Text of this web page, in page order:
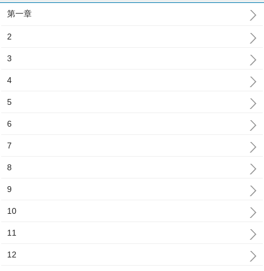
第一章
2
3
4
5
6
7
8
9
10
11
12